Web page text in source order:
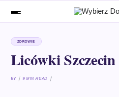
ZDROWIE
Licówki Szczecin
BY 9 MIN READ